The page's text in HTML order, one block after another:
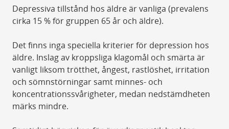
Depressiva tillstånd hos äldre är vanliga (prevalens
cirka 15 % för gruppen 65 år och äldre).
Det finns inga speciella kriterier för depression hos
äldre. Inslag av kroppsliga klagomål och smärta är
vanligt liksom trötthet, ångest, rastlöshet, irritation
och sömnstörningar samt minnes-­ och
koncentrationssvårigheter, medan nedstämdheten
märks mindre.